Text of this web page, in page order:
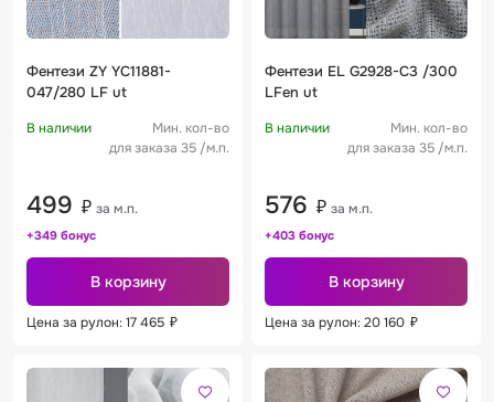
Фентези ZY YC11881-
047/280 LF ut
В наличии
Мин. кол-во
для заказа 35 /м.п.
499 ₽ за м.п.
+349 бонус
В корзину
Цена за рулон: 17 465 ₽
Фентези EL G2928-C3 /300
LFen ut
В наличии
Мин. кол-во
для заказа 35 /м.п.
576 ₽ за м.п.
+403 бонус
В корзину
Цена за рулон: 20 160 ₽